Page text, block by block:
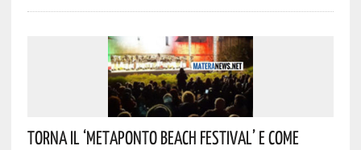
Torna Il ‘Metaponto Beach Festival’ E Come